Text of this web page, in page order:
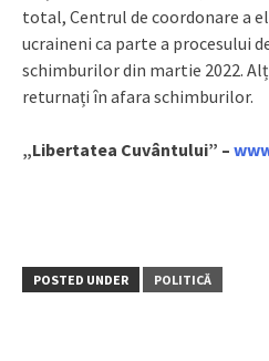
total, Centrul de coordonare a
ucraineni ca parte a procesului
schimburilor din martie 2022.
returnați în afara schimburilor.
„Libertatea Cuvântului” –
POSTED UNDER POLITICĂ